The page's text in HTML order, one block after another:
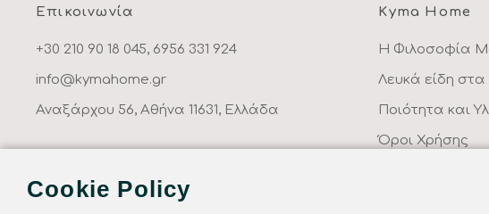
Επικοινωνία
+30 210 90 18 045, 6956 331 924
info@kymahome.gr
Αναξάρχου 56, Αθήνα 11631, Ελλάδα
Kyma Home
Η Φιλοσοφία
Λευκά είδη
Ποιότητα και
Όροι Χρήσης
Cookie Policy